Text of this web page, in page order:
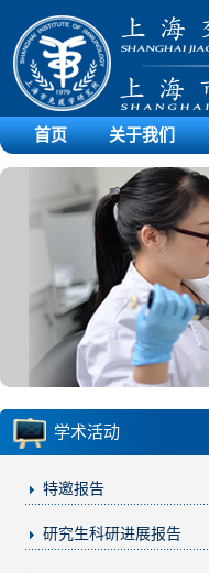
首页 关于我们
学术活动
特邀报告
研究生科研进展报告